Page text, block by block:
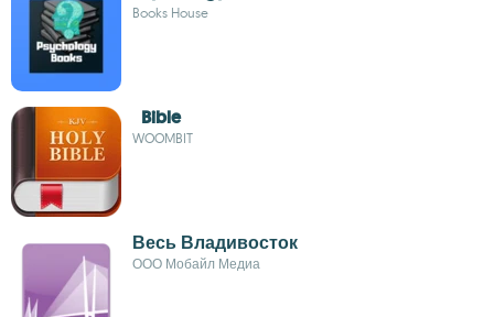
Books House
Bible
WOOMBIT
Весь Владивосток
ООО Мобайл Медиа